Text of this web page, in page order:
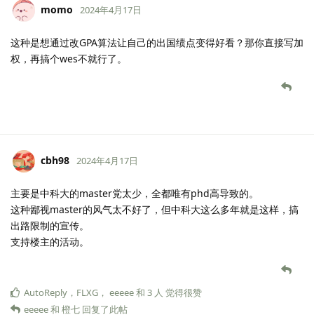
momo 2024年4月17日
这种是想通过改GPA算法让自己的出国绩点变得好看？那你直接写加
权，再搞个wes不就行了。
cbh98 2024年4月17日
主要是中科大的master党太少，全都唯有phd高导致的。
这种鄙视master的风气太不好了，但中科大这么多年就是这样，搞
出路限制的宣传。
支持楼主的活动。
AutoReply ， FLXG ， eeeee和 3 人 觉得很赞
eeeee和 橙七 回复了此帖